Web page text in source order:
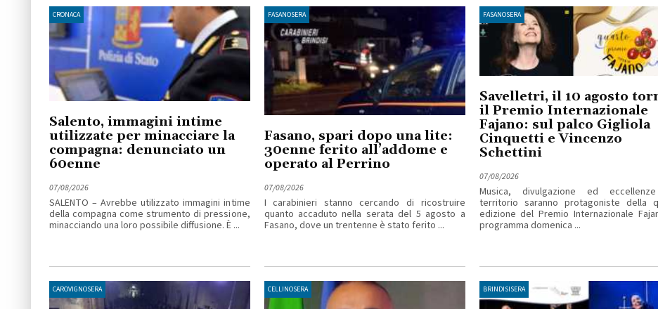
CRONACA
Salento, immagini intime
utilizzate per minacciare la
compagna: denunciato un
60enne
07/08/2026
SALENTO – Avrebbe utilizzato immagini intime
della compagna come strumento di pressione,
minacciando una loro possibile diffusione. È ...
FASANOSERA
Fasano, spari dopo una lite:
30enne ferito all’addome e
operato al Perrino
07/08/2026
I carabinieri stanno cercando di ricostruire
quanto accaduto nella serata del 5 agosto a
Fasano, dove un trentenne è stato ferito ...
FASANOSERA
Savelletri, il 10 agosto
il Premio Internazionale
Fajano: sul palco Gigliola
Cinquetti e Vincenzo
Schettini
07/08/2026
Musica, divulgazione ed
territorio saranno protagoniste della
edizione del Premio Internazionale
programma domenica ...
CAROVIGNOSERA CELLINOSERA BRINDISISERA